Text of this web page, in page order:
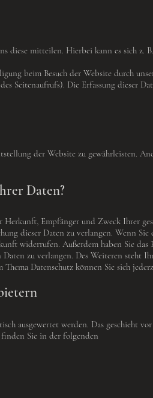
diese mitteilen. Hierbei kann es sich
beim Besuch der Website durch
Seitenaufrufs). Die Erfassung dieser
der Website zu gewährleisten.
Daten?
Empfänger und Zweck Ihrer
dieser Daten zu verlangen. Wenn
widerrufen. Außerdem haben Sie
zu verlangen. Des Weiteren steht
Datenschutz können Sie sich
ausgewertet werden. Das geschieht
Sie in der folgenden